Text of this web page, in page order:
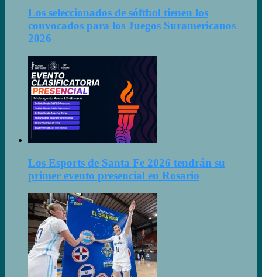
Los seleccionados de sóftbol tienen los
convocados para los Juegos Suramericanos
2026
Los Esports de Santa Fe 2026 tendrán su
primer evento presencial en Rosario